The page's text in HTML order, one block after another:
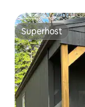
Superhost
Superhost